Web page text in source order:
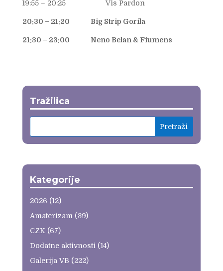
19:55 – 20:25 Vis Pardon
20:30 – 21:20 Big Strip Gorila
21:30 – 23:00 Neno Belan & Fiumens
Tražilica
Kategorije
2026 (12)
Amaterizam (39)
CZK (67)
Dodatne aktivnosti (14)
Galerija VB (222)